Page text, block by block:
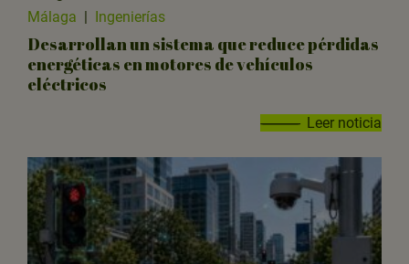
Málaga | Ingenierías
Desarrollan un sistema que reduce pérdidas
energéticas en motores de vehículos
eléctricos
Leer noticia